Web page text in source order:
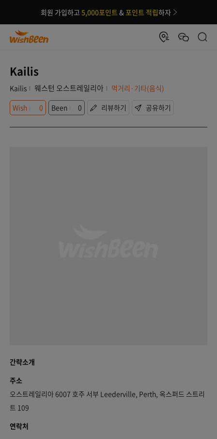
회원 가입하고 5,000포인트 &포인트 적립하자
Kailis
Kailis 웨스턴 오스트레일리아
먹거리·기타(음식)
Wish
0 Been 0 리뷰하기 공유하기
간략소개
주소
오스트레일리아 6007 호주 서부 Leederville, Perth, 옥스퍼드 스트리
트 109
연락처